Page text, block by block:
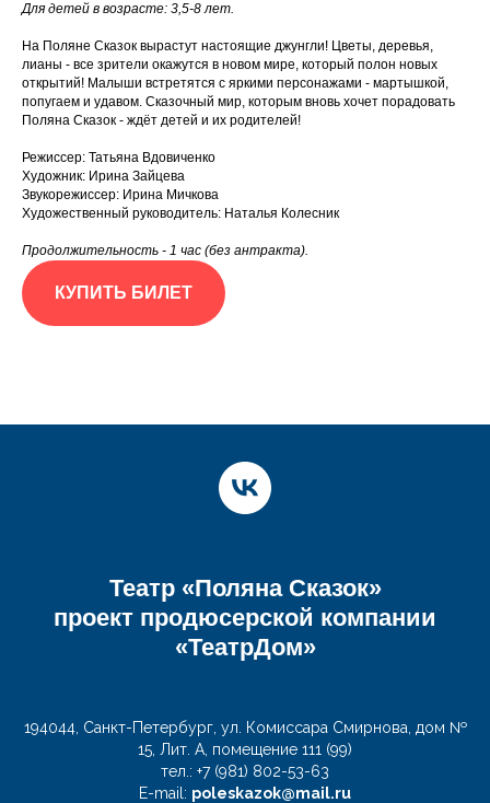
Для детей в возрасте: 3,5-8 лет.
На Поляне Сказок вырастут настоящие джунгли! Цветы, деревья,
лианы - все зрители окажутся в новом мире, который полон новых
открытий! Малыши встретятся с яркими персонажами - мартышкой,
попугаем и удавом. Сказочный мир, которым вновь хочет порадовать
Поляна Сказок - ждёт детей и их родителей!
Режиссер: Татьяна Вдовиченко
Художник: Ирина Зайцева
Звукорежиссер: Ирина Мичкова
Художественный руководитель: Наталья Колесник
Продолжительность - 1 час (без антракта).
КУПИТЬ БИЛЕТ
Театр «Поляна Сказок»
проект продюсерской компании
«ТеатрДом»
194044, Санкт-Петербург, ул. Комиссара Смирнова, дом №
15, Лит. А, помещение 111 (99)
тел.: +7 (981) 802-53-63
Е-mail: poleskazok@mail.ru